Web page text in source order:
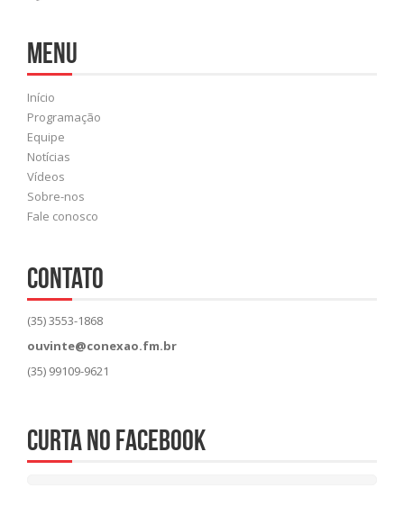
Menu
Início
Programação
Equipe
Notícias
Vídeos
Sobre-nos
Fale conosco
CONTATO
(35) 3553-1868
ouvinte@conexao.fm.br
(35) 99109-9621
Curta no Facebook